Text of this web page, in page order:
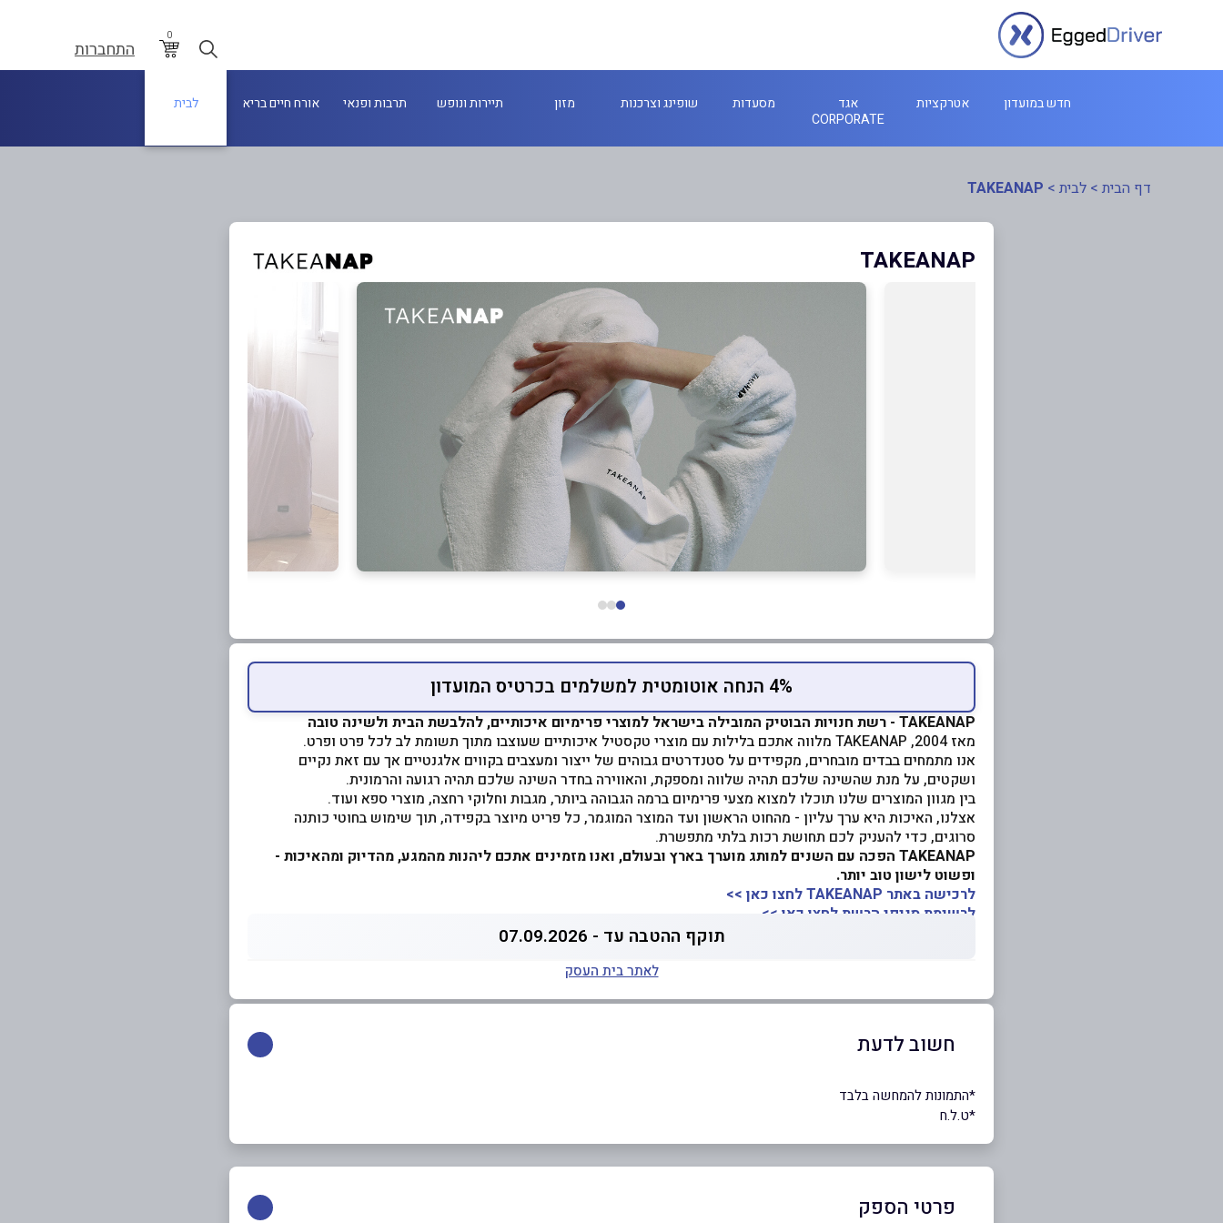
0
התחברות
חדש במועדון אטרקציות
אגד
CORPORATE
מסעדות שופינג וצרכנות מזון תיירות ונופש תרבות ופנאי אורח חיים בריא לבית
דף הבית > לבית >
TAKEANAP
TAKEANAP
4% הנחה אוטומטית למשלמים בכרטיס המועדון
TAKEANAP - רשת חנויות הבוטיק המובילה בישראל למוצרי פרימיום איכותיים, להלבשת הבית ולשינה טובה
מאז 2004, TAKEANAP מלווה אתכם בלילות עם מוצרי טקסטיל איכותיים שעוצבו מתוך תשומת לב לכל פרט ופרט.
אנו מתמחים בבדים מובחרים, מקפידים על סטנדרטים גבוהים של ייצור ומעצבים בקווים אלגנטיים אך עם זאת נקיים
ושקטים, על מנת שהשינה שלכם תהיה שלווה ומספקת, והאווירה בחדר השינה שלכם תהיה רגועה והרמונית.
בין מגוון המוצרים שלנו תוכלו למצוא מצעי פרימיום ברמה הגבוהה ביותר, מגבות וחלוקי רחצה, מוצרי ספא ועוד.
אצלנו, האיכות היא ערך עליון - מהחוט הראשון ועד המוצר המוגמר, כל פריט מיוצר בקפידה, תוך שימוש בחוטי כותנה
סרוגים, כדי להעניק לכם תחושת רכות בלתי מתפשרת.
TAKEANAP הפכה עם השנים למותג מוערך בארץ ובעולם, ואנו מזמינים אתכם ליהנות מהמגע, מהדיוק ומהאיכות -
ופשוט לישון טוב יותר.
לרכישה באתר TAKEANAP לחצו כאן >>
לרשימת סניפי הרשת לחצו כאן >>
תוקף ההטבה עד - 07.09.2026
לאתר בית העסק
חשוב לדעת
ָ*התמונות להמחשה בלבד
*ט.ל.ח
פרטי הספק